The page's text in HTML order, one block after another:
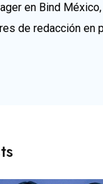
en Bind
de redacción en